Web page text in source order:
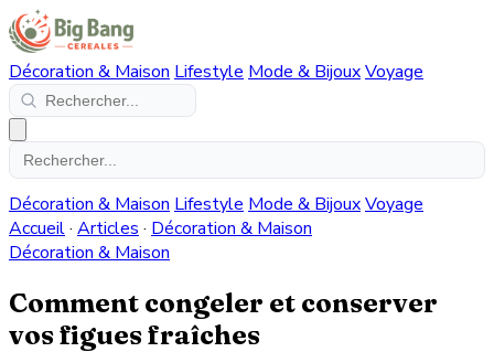
Décoration & Maison Lifestyle Mode & BijouxVoyage
Décoration & Maison Lifestyle Mode & BijouxVoyage
Accueil· Articles · Décoration & Maison
Décoration & Maison
Comment congeler et conserver
vos figues fraîches